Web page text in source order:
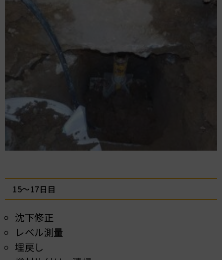
15～17日目
沈下修正
レベル測量
埋戻し